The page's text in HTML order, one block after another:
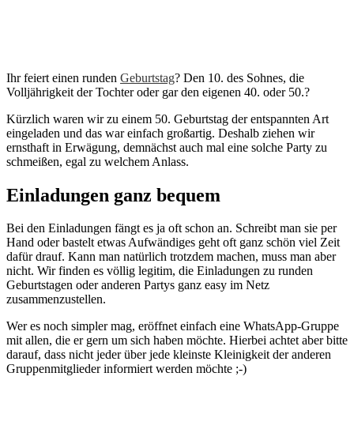
Ihr feiert einen runden Geburtstag? Den 10. des Sohnes, die
Volljährigkeit der Tochter oder gar den eigenen 40. oder 50.?
Kürzlich waren wir zu einem 50. Geburtstag der entspannten Art
eingeladen und das war einfach großartig. Deshalb ziehen wir
ernsthaft in Erwägung, demnächst auch mal eine solche Party zu
schmeißen, egal zu welchem Anlass.
Einladungen ganz bequem
Bei den Einladungen fängt es ja oft schon an. Schreibt man sie per
Hand oder bastelt etwas Aufwändiges geht oft ganz schön viel Zeit
dafür drauf. Kann man natürlich trotzdem machen, muss man aber
nicht. Wir finden es völlig legitim, die Einladungen zu runden
Geburtstagen oder anderen Partys ganz easy im Netz
zusammenzustellen.
Wer es noch simpler mag, eröffnet einfach eine WhatsApp-Gruppe
mit allen, die er gern um sich haben möchte. Hierbei achtet aber bitte
darauf, dass nicht jeder über jede kleinste Kleinigkeit der anderen
Gruppenmitglieder informiert werden möchte ;-)